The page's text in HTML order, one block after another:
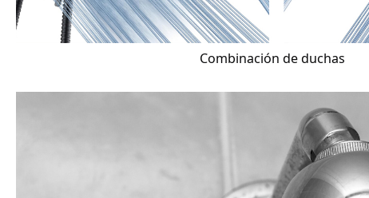
Combinación de duchas